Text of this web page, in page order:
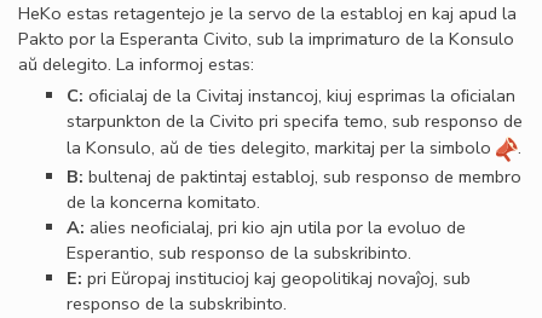
HeKo estas retagentejo je la servo de la establoj en kaj apud la
Pakto por la Esperanta Civito, sub la imprimaturo de la Konsulo
aŭ delegito. La informoj estas:
C: oﬁcialaj de la Civitaj instancoj, kiuj esprimas la oﬁcialan
starpunkton de la Civito pri specifa temo, sub responso de
la Konsulo, aŭ de ties delegito, markitaj per la simbolo
.
B: bultenaj de paktintaj establoj, sub responso de membro
de la koncerna komitato.
A: alies neoﬁcialaj, pri kio ajn utila por la evoluo de
Esperantio, sub responso de la subskribinto.
E: pri Eŭropaj institucioj kaj geopolitikaj novaĵoj, sub
responso de la subskribinto.